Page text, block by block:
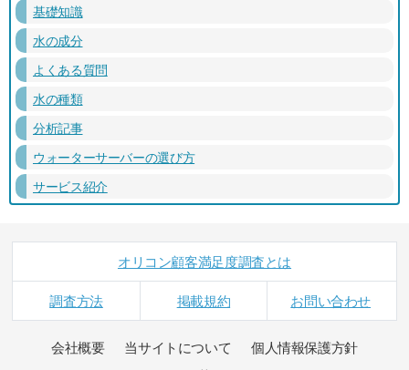
基礎知識
水の成分
よくある質問
水の種類
分析記事
ウォーターサーバーの選び方
サービス紹介
オリコン顧客満足度調査とは
調査方法 掲載規約 お問い合わせ
会社概要 当サイトについて
個人情報保護方針